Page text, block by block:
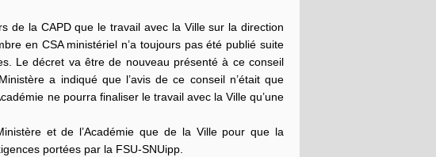
de la CAPD que le travail avec la Ville sur la direction
en CSA ministériel n’a toujours pas été publié suite
Le décret va être de nouveau présenté à ce conseil
a indiqué que l’avis de ce conseil n’était que
ne pourra finaliser le travail avec la Ville qu’une
et de l’Académie que de la Ville pour que la
portées par la FSU-SNUipp.